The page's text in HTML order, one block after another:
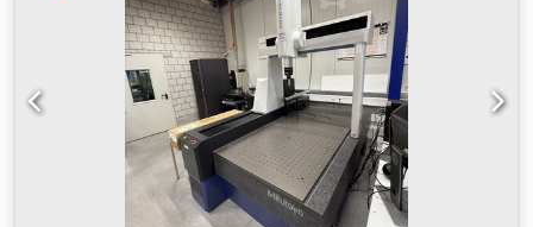
kalibracije Sustavi za ispitivanje Moguće su Renishawove
glave za ispitivanje Dodirni i skenirajući sustavi PH10 TP20
SP25 SP80, ovisno o opremi Težina radnog komada
Dopušteno opterećenje stola do približno 2.000 kg ovisi o
izvedbi Upravljanje CNC upravljanje s ručnim uređajem
Softver Metrosoft CM, verzija 3.112 WENZEL Quartis R16
Chsdpfsy Ewgxex Aa Dja Električno napajanje 230 V, 50/60
Hz Potrosnja snage približno 1 kVA Pneumatsko napajanje
Stlačeni zrak, 6 do 10 bara filtriran i suh